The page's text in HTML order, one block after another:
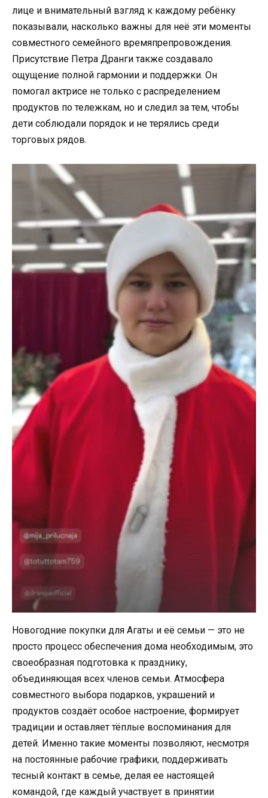
лице и внимательный взгляд к каждому ребёнку
показывали, насколько важны для неё эти моменты
совместного семейного времяпрепровождения.
Присутствие Петра Дранги также создавало
ощущение полной гармонии и поддержки. Он
помогал актрисе не только с распределением
продуктов по тележкам, но и следил за тем, чтобы
дети соблюдали порядок и не терялись среди
торговых рядов.
Новогодние покупки для Агаты и её семьи — это не
просто процесс обеспечения дома необходимым, это
своеобразная подготовка к празднику,
объединяющая всех членов семьи. Атмосфера
совместного выбора подарков, украшений и
продуктов создаёт особое настроение, формирует
традиции и оставляет тёплые воспоминания для
детей. Именно такие моменты позволяют, несмотря
на постоянные рабочие графики, поддерживать
тесный контакт в семье, делая ее настоящей
командой, где каждый участвует в принятии